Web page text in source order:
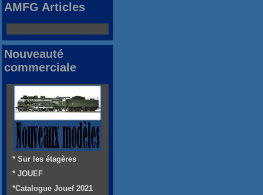
AMFG Articles
Nouveauté
commerciale
* Sur les étagères
* JOUEF
*Catalogue Jouef 2021